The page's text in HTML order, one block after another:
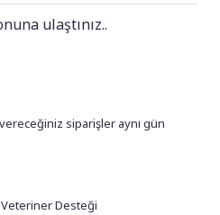
ulaştınız..
vereceğiniz siparişler aynı gün
Veteriner Desteği